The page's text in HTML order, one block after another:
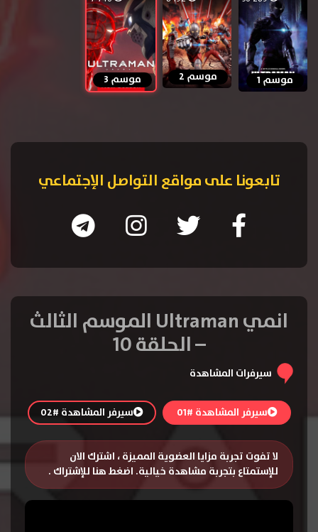
موسم 1 موسم 2 موسم 3
تابعونا على مواقع التواصل الإجتماعي
انمي Ultraman الموسم الثالث
– الحلقة 10
سيرفرات المشاهدة
سيرفر المشاهدة #01 سيرفر المشاهدة #02
لا تفوت تجربة مزايا العضوية المميزة ، اشترك الان
للإستمتاع بتجربة مشاهدة خيالية. اضغط هنا للإشتراك .